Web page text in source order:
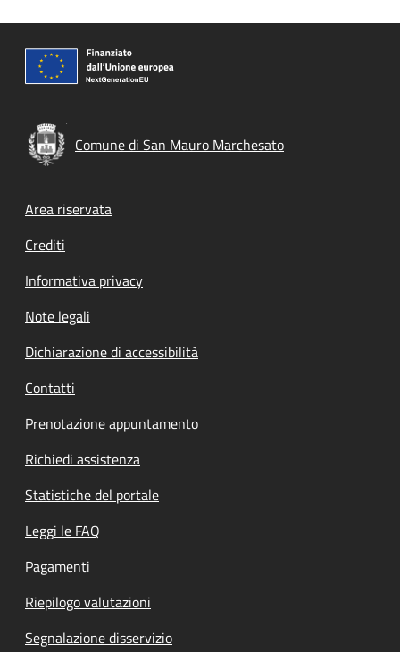
Comune di San Mauro Marchesato
Footer menu
Area riservata
Crediti
Informativa privacy
Note legali
Dichiarazione di accessibilità
Contatti
Prenotazione appuntamento
Richiedi assistenza
Statistiche del portale
Leggi le FAQ
Pagamenti
Riepilogo valutazioni
Segnalazione disservizio